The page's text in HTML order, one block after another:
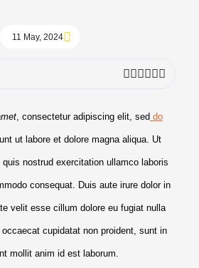
11 May, 2024
, consectetur adipiscing elit, sed do
ut labore et dolore magna aliqua. Ut
nostrud exercitation ullamco laboris
consequat. Duis aute irure dolor in
velit esse cillum dolore eu fugiat nulla
cupidatat non proident, sunt in
mollit anim id est laborum.